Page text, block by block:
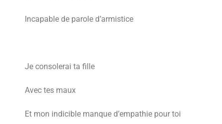
Incapable de parole d’armistice
Je consolerai ta fille
Avec tes maux
Et mon indicible manque d’empathie pour toi